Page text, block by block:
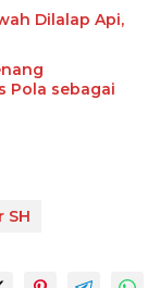
Dilalap Api,
Pola sebagai
SH